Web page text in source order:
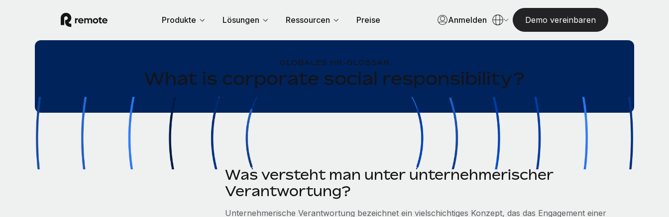
Produkte Lösungen Ressourcen Preise Anmelden Demo vereinbaren
GLOBALES HR-GLOSSAR
What is corporate social responsibility?
Was versteht man unter unternehmerischer
Verantwortung?
Unternehmerische Verantwortung bezeichnet ein vielschichtiges Konzept, das das Engagement einer